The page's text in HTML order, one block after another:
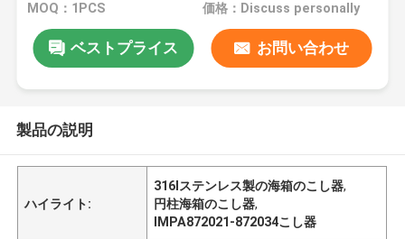
MOQ：1PCS 価格：Discuss personally
ベストプライス お問い合わせ
製品の説明
ハイライト:
316lステンレス製の海箱のこし器,
円柱海箱のこし器,
IMPA872021-872034こし器